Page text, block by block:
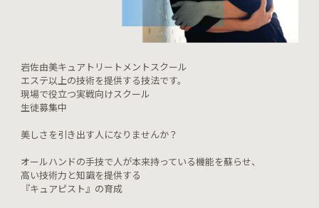
岩佐由美キュアトリートメントスクール
エステ以上の技術を提供する技法です。
現場で役立つ実戦向けスクール
生徒募集中
美しさを引き出す人になりませんか？
オールハンドの手技で人が本来持っている機能を蘇らせ、
高い技術力と知識を提供する
『キュアピスト』の育成